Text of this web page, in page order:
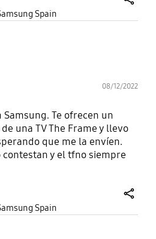
Spain
08/12/2022
Te ofrecen un
una TV The Frame y llevo
que me la envíen.
contestan y el tfno siempre
Spain